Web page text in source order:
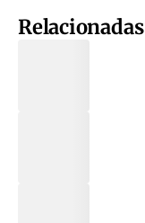
Relacionadas